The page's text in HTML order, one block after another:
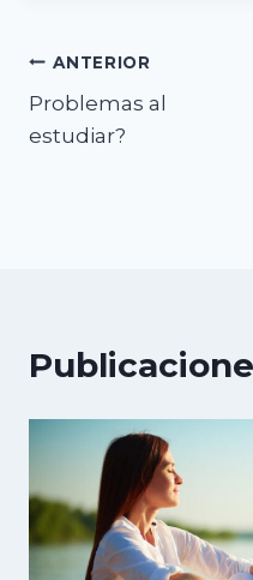
Navegación
de
ANTERIOR
Problemas al
estudiar?